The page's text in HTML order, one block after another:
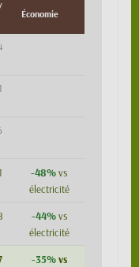
Économie
-48%vs
électricité
-44%vs
électricité
-35%vs